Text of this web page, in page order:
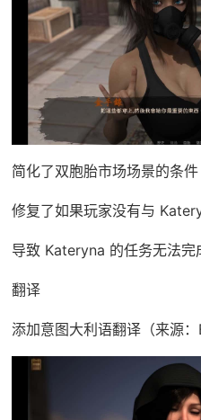
简化了双胞胎市场场景的条件
修复了如果玩家没有与
导致 Kateryna 的任务无法完
翻译
添加意图大利语翻译（来源：